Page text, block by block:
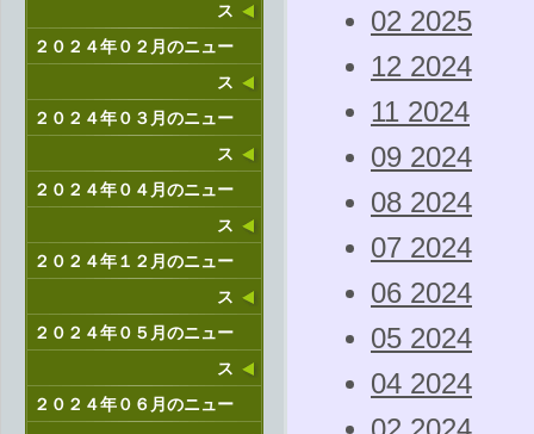
ス
２０２４年０２月のニュー
ス
２０２４年０３月のニュー
ス
２０２４年０４月のニュー
ス
２０２４年１２月のニュー
ス
２０２４年０５月のニュー
ス
２０２４年０６月のニュー
02 2025
12 2024
11 2024
09 2024
08 2024
07 2024
06 2024
05 2024
04 2024